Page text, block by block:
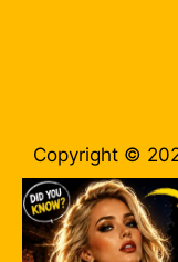
Copyright ©